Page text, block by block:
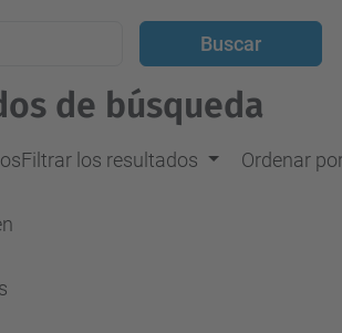
de búsqueda
Filtrar los resultados Ordenar